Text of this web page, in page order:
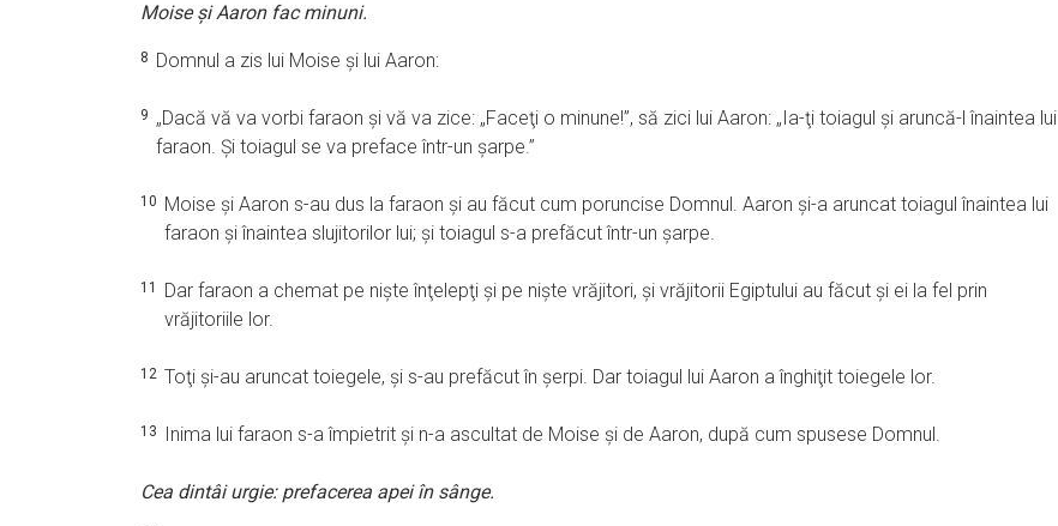
Moise şi Aaron fac minuni.
8 Domnul a zis lui Moise şi lui Aaron:
9 „Dacă vă va vorbi faraon şi vă va zice: „Faceţi o minune!”, să zici lui Aaron: „Ia-ţi toiagul şi aruncă-l înaintea lui
faraon. Şi toiagul se va preface într-un şarpe.”
10 Moise şi Aaron s-au dus la faraon şi au făcut cum poruncise Domnul. Aaron şi-a aruncat toiagul înaintea lui
faraon şi înaintea slujitorilor lui; şi toiagul s-a prefăcut într-un şarpe.
11 Dar faraon a chemat pe nişte înţelepţi şi pe nişte vrăjitori, şi vrăjitorii Egiptului au făcut şi ei la fel prin
vrăjitoriile lor.
12 Toţi şi-au aruncat toiegele, şi s-au prefăcut în şerpi. Dar toiagul lui Aaron a înghiţit toiegele lor.
13 Inima lui faraon s-a împietrit şi n-a ascultat de Moise şi de Aaron, după cum spusese Domnul.
Cea dintâi urgie: prefacerea apei în sânge.